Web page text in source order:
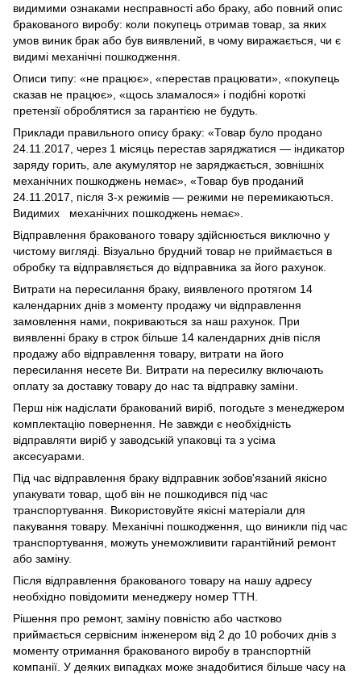
видимими ознаками несправності або браку, або повний опис
бракованого виробу: коли покупець отримав товар, за яких
умов виник брак або був виявлений, в чому виражається, чи є
видимі механічні пошкодження.
Описи типу: «не працює», «перестав працювати», «покупець
сказав не працює», «щось зламалося» і подібні короткі
претензії оброблятися за гарантією не будуть.
Приклади правильного опису браку: «Товар було продано
24.11.2017, через 1 місяць перестав заряджатися — індикатор
заряду горить, але акумулятор не заряджається, зовнішніх
механічних пошкоджень немає», «Товар був проданий
24.11.2017, після 3-х режимів — режими не перемикаються.
Видимих механічних пошкоджень немає».
Відправлення бракованого товару здійснюється виключно у
чистому вигляді. Візуально брудний товар не приймається в
обробку та відправляється до відправника за його рахунок.
Витрати на пересилання браку, виявленого протягом 14
календарних днів з моменту продажу чи відправлення
замовлення нами, покриваються за наш рахунок. При
виявленні браку в строк більше 14 календарних днів після
продажу або відправлення товару, витрати на його
пересилання несете Ви. Витрати на пересилку включають
оплату за доставку товару до нас та відправку заміни.
Перш ніж надіслати бракований виріб, погодьте з менеджером
комплектацію повернення. Не завжди є необхідність
відправляти виріб у заводській упаковці та з усіма
аксесуарами.
Під час відправлення браку відправник зобов'язаний якісно
упакувати товар, щоб він не пошкодився під час
транспортування. Використовуйте якісні матеріали для
пакування товару. Механічні пошкодження, що виникли під час
транспортування, можуть унеможливити гарантійний ремонт
або заміну.
Після відправлення бракованого товару на нашу адресу
необхідно повідомити менеджеру номер ТТН.
Рішення про ремонт, заміну повністю або частково
приймається сервісним інженером від 2 до 10 робочих днів з
моменту отримання бракованого виробу в транспортній
компанії. У деяких випадках може знадобитися більше часу на